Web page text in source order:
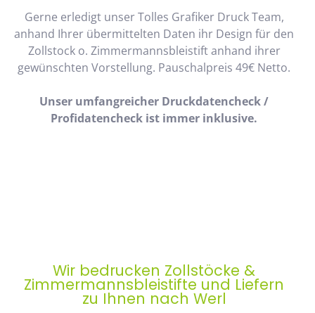
Gerne erledigt unser Tolles Grafiker Druck Team,
anhand Ihrer übermittelten Daten ihr Design für den
Zollstock o. Zimmermannsbleistift anhand ihrer
gewünschten Vorstellung. Pauschalpreis 49€ Netto.
Unser umfangreicher Druckdatencheck /
Profidatencheck ist immer inklusive.
Wir bedrucken Zollstöcke &
Zimmermannsbleistifte und Liefern
zu Ihnen nach Werl